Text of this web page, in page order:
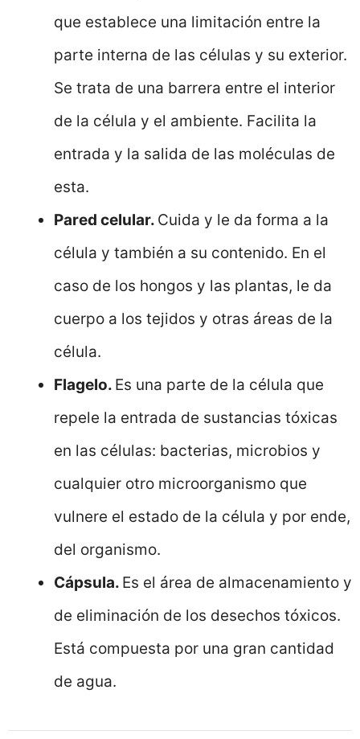
que establece una limitación entre la
parte interna de las células y su exterior.
Se trata de una barrera entre el interior
de la célula y el ambiente. Facilita la
entrada y la salida de las moléculas de
esta.
Pared celular. Cuida y le da forma a la
célula y también a su contenido. En el
caso de los hongos y las plantas, le da
cuerpo a los tejidos y otras áreas de la
célula.
Flagelo. Es una parte de la célula que
repele la entrada de sustancias tóxicas
en las células: bacterias, microbios y
cualquier otro microorganismo que
vulnere el estado de la célula y por ende,
del organismo.
Cápsula. Es el área de almacenamiento y
de eliminación de los desechos tóxicos.
Está compuesta por una gran cantidad
de agua.